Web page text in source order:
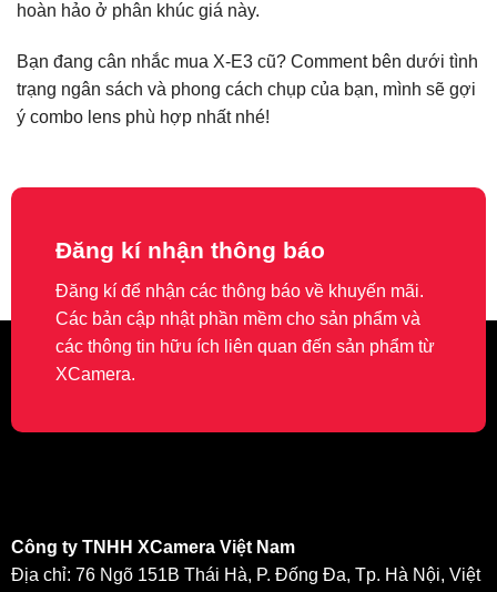
hoàn hảo ở phân khúc giá này.
Bạn đang cân nhắc mua X-E3 cũ? Comment bên dưới tình
trạng ngân sách và phong cách chụp của bạn, mình sẽ gợi
ý combo lens phù hợp nhất nhé!
Đăng kí nhận thông báo
Đăng kí để nhận các thông báo về khuyến mãi.
Các bản cập nhật phần mềm cho sản phẩm và
các thông tin hữu ích liên quan đến sản phẩm từ
XCamera.
Công ty TNHH XCamera Việt Nam
Địa chỉ: 76 Ngõ 151B Thái Hà, P. Đống Đa, Tp. Hà Nội, Việt